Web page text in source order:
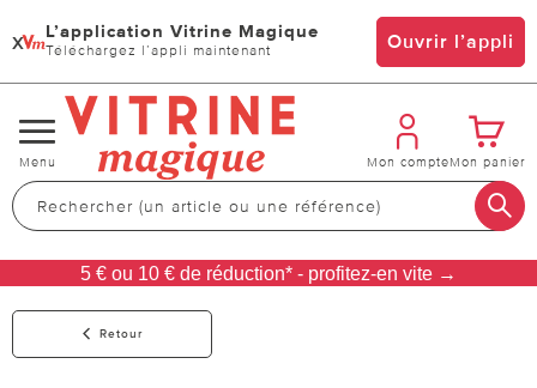
x L’application Vitrine Magique
Téléchargez l’appli maintenant Ouvrir l’appli
Changer
de
navigation
Menu Mon compteMon panier
5 € ou 10 € de réduction* - profitez-en vite →
Retour